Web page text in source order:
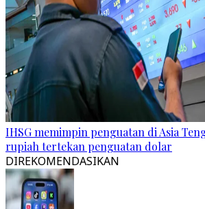
IHSG memimpin penguatan di Asia
rupiah tertekan penguatan dolar
DIREKOMENDASIKAN